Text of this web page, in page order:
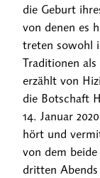
die Geburt
von denen es
treten sowohl
Traditionen
erzählt von
die Botschaft
14. Januar
hört und
von dem
dritten Abends